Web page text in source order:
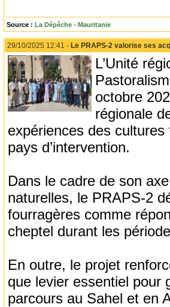
Source : La Dépêche - Mauritanie
29/10/2025 12:41 - Le PRAPS-2 valorise ses
L’Unité
octobre
régionale
expériences des
pays d’intervention.
Dans le cadre de son
naturelles, le PRAPS-2
fourragères comme
cheptel durant les
En outre, le projet
que levier essentiel pour
parcours au Sahel et en